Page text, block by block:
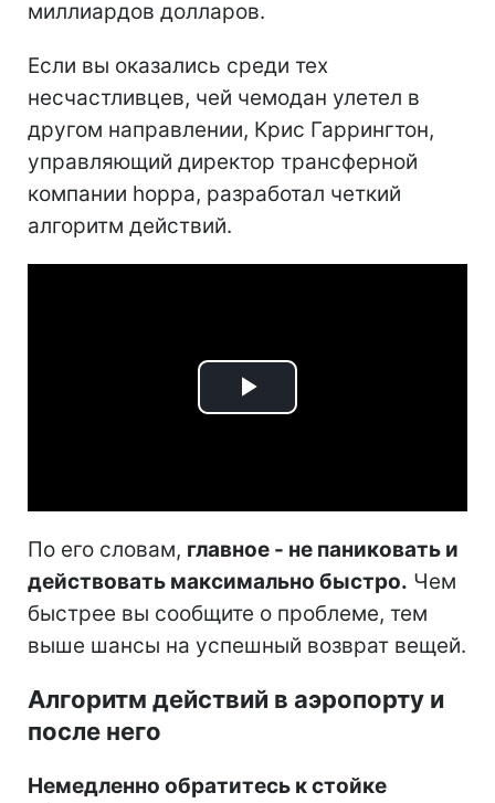
миллиардов долларов.
Если вы оказались среди тех
несчастливцев, чей чемодан улетел в
другом направлении, Крис Гаррингтон,
управляющий директор трансферной
компании hoppa, разработал четкий
алгоритм действий.
Play
По его словам, главное - не паниковать и
действовать максимально быстро. Чем
быстрее вы сообщите о проблеме, тем
выше шансы на успешный возврат вещей.
Алгоритм действий в аэропорту и
после него
Немедленно обратитесь к стойке